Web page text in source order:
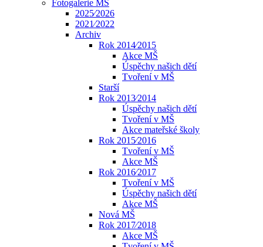
Fotogalerie MŠ
2025⁄2026
2021⁄2022
Archiv
Rok 2014⁄2015
Akce MŠ
Úspěchy našich dětí
Tvoření v MŠ
Starší
Rok 2013⁄2014
Úspěchy našich dětí
Tvoření v MŠ
Akce mateřské školy
Rok 2015⁄2016
Tvoření v MŠ
Akce MŠ
Rok 2016⁄2017
Tvoření v MŠ
Úspěchy našich dětí
Akce MŠ
Nová MŠ
Rok 2017⁄2018
Akce MŠ